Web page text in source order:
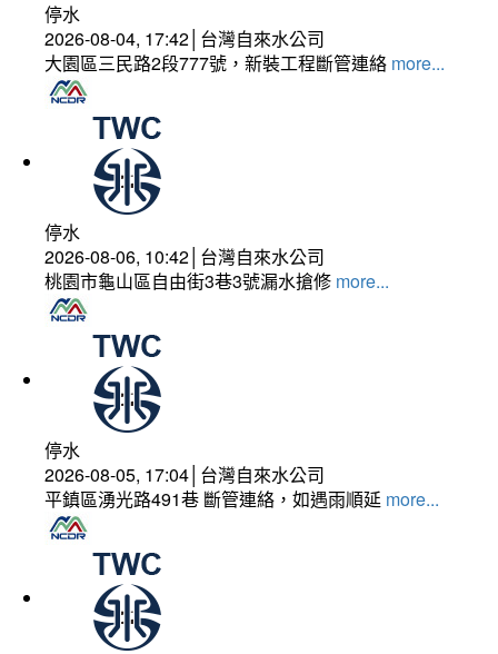
停水
2026-08-04, 17:42│台灣自來水公司
大園區三民路2段777號，新裝工程斷管連絡 more...
停水
2026-08-06, 10:42│台灣自來水公司
桃園市龜山區自由街3巷3號漏水搶修 more...
停水
2026-08-05, 17:04│台灣自來水公司
平鎮區湧光路491巷 斷管連絡，如遇雨順延 more...